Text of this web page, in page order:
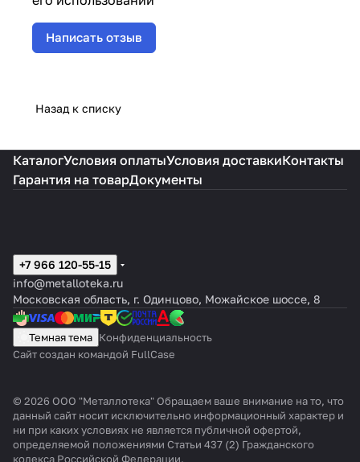
Написать отзыв
Назад к списку
КаталогУсловия оплатыУсловия доставкиКонтакты
Гарантия на товарДокументы
+7 966 120-55-15
info@metalloteka.ru
Московская область, г. Одинцово, Можайское шоссе, 8
Темная тема Конфиденциальность
Сайт создан командой FullCase
© 2026 ООО "Металлотека" Обращаем ваше внимание на то, что
данный сайт носит исключительно информационный характер и
ни при каких условиях не является публичной офертой,
определяемой положениями Статьи 437 (2) Гражданского
кодекса Российской Федерации.